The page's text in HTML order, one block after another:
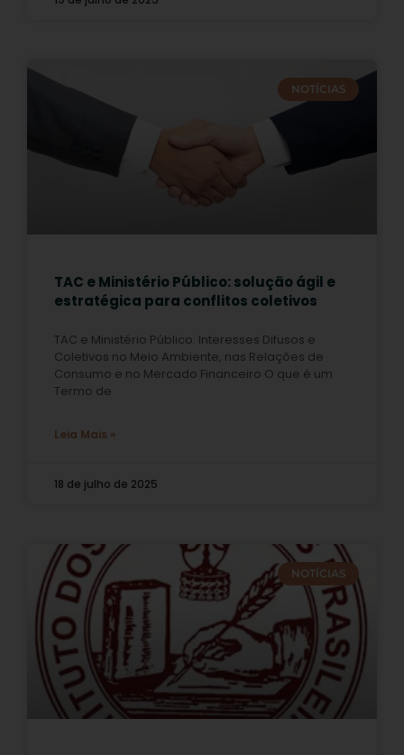
NOTÍCIAS
TAC e Ministério Público: solução ágil e
estratégica para conflitos coletivos
TAC e Ministério Público: Interesses Difusos e
Coletivos no Meio Ambiente, nas Relações de
Consumo e no Mercado Financeiro O que é um
Termo de
Leia Mais »
18 de julho de 2025
NOTÍCIAS